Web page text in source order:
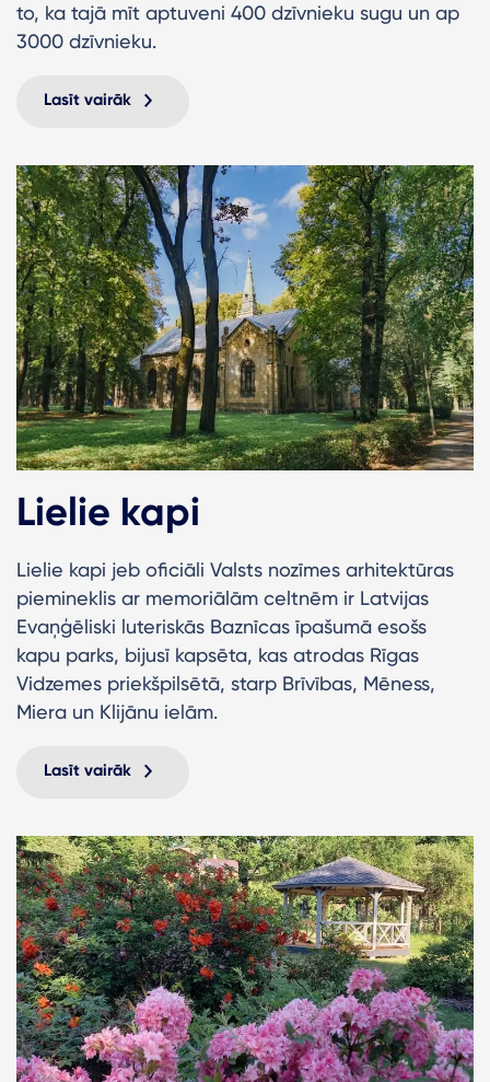
to, ka tajā mīt aptuveni 400 dzīvnieku sugu un ap
3000 dzīvnieku.
Lasīt vairāk
Lielie kapi
Lielie kapi jeb oficiāli Valsts nozīmes arhitektūras
piemineklis ar memoriālām celtnēm ir Latvijas
Evaņģēliski luteriskās Baznīcas īpašumā esošs
kapu parks, bijusī kapsēta, kas atrodas Rīgas
Vidzemes priekšpilsētā, starp Brīvības, Mēness,
Miera un Klijānu ielām.
Lasīt vairāk